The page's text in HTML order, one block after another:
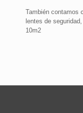
También contamos
lentes de
10m2